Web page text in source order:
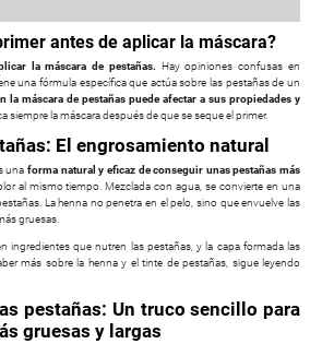
antes de aplicar la máscara?
la máscara de pestañas. Hay opiniones confusas en
una fórmula específica que actúa sobre las pestañas de un
la máscara de pestañas puede afectar a sus propiedades y
siempre la máscara después de que se seque el primer.
El engrosamiento natural
una forma natural y eficaz de conseguir unas pestañas más
al mismo tiempo. Mezclada con agua, se convierte en una
La henna no penetra en el pelo, sino que envuelve las
gruesas.
ingredientes que nutren las pestañas, y la capa formada las
más sobre la henna y el tinte de pestañas, sigue leyendo
pestañas: Un truco sencillo para
gruesas y largas